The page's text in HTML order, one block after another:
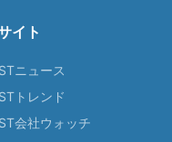
イト
ニュース
トレンド
会社ウォッチ